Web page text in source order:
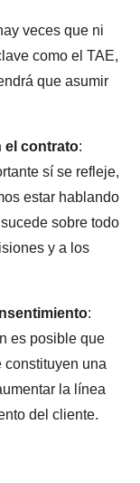
veces que ni
como el TAE,
que asumir
el contrato:
sí se refleje,
estar hablando
sobre todo
y a los
:
es posible que
constituyen una
la línea
del cliente.